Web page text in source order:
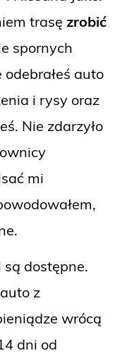
trasę zrobić
spornych
auto
i rysy oraz
Nie zdarzyło
mi
dostępne.
z
wrócą
dni od